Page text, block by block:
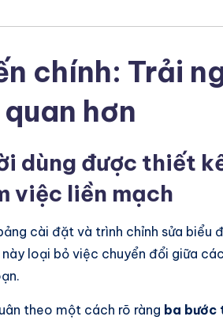
chính: Trải
hơn
dùng được thiết
việc liền mạch
cài đặt và trình chỉnh sửa biểu
loại bỏ việc chuyển đổi giữa
theo một cách rõ ràng ba bước